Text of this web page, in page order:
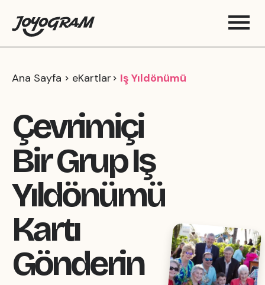
Ana Sayfa eKartlar Iş Yıldönümü
Çevrimiçi
Bir Grup Iş
Yıldönümü
Kartı
Gönderin